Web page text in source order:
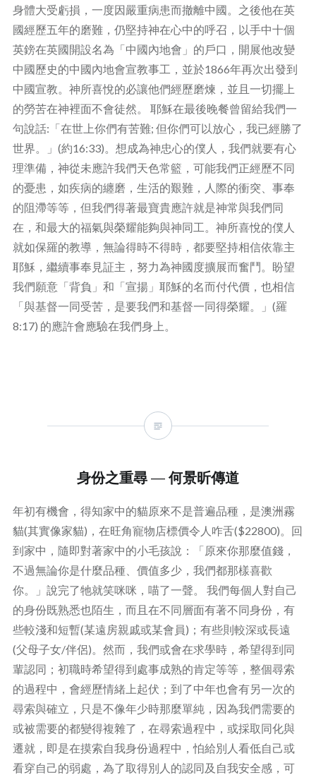
身體大受虧損，一度因嚴重病患而撤離中國。之後他在英
國經歷五年的磨難，仍堅持神在心中的呼召，以手中十個
英鎊在英國開設名為「中國內地會」的戶口，開展他改變
中國歷史的中國內地會宣教事工，並於1866年再次出發到
中國宣教。神所喜悅的必讓他們經歷磨煉，並且一切擺上
的勞苦在神裡面不會徒然。 耶穌在最後晚餐曾留給我們一
句說話:「在世上你們有苦難; 但你們可以放心，我已經勝了
世界。」(約16:33)。想成為神忠心的僕人，我們就要有心
理準備，神從未應許我們天色常籃，可能我們正經歷不同
的憂患，如疾病的纏磨，生活的艱難，人際的衝突、事奉
的阻滯等等，但我們得著最寶貴應許就是神常與我們同
在，和最大的福氣與榮耀能夠與神同工。神所喜悅的僕人
就如保羅的教導，無論得時不得時，都要堅持相信依靠主
耶穌，繼續事奉見証主，努力為神國度擴展而奮鬥。盼望
我們願意「背負」和「宣揚」耶穌的名而付代價，也相信
「與基督一同受苦，是要我們和基督一同得榮耀。」(羅
8:17) 的應許會應驗在我們身上。
身份之重尋 — 何景昕傳道
年初有機會，得知家中的貓原來不是普遍品種，是澳洲霧
貓(其實像家貓)，在旺角寵物店標價令人咋舌($22800)。回
到家中，隨即對著家中的小毛孩說：「原來你那麼值錢，
不過無論你是什麼品種、價值多少，我們都那樣喜歡
你。」說完了牠就笑咪咪，喵了一聲。 我們每個人對自己
的身份既熟悉也陌生，而且在不同層面有著不同身份，有
些較淺和短暫(某遠房親戚或某會員)；有些則較深或長遠
(父母子女/伴侶)。然而，我們或會在求學時，希望得到同
輩認同；初職時希望得到處事成熟的肯定等等，整個尋索
的過程中，會經歷情緒上起伏；到了中年也會有另一次的
尋索與確立，只是不像年少時那麼單純，因為我們需要的
或被需要的都變得複雜了，在尋索過程中，或採取同化與
遷就，即是在摸索自我身份過程中，怕給別人看低自己或
看穿自己的弱處，為了取得別人的認同及自我安全感，可